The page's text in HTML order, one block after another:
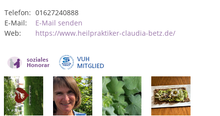
Telefon: 01627240888
E-Mail:
E-Mail senden
Web:
https://www.heilpraktiker-claudia-betz.de/